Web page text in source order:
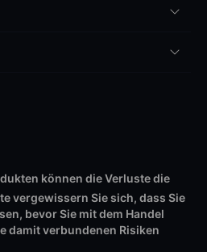
können die Verluste die
vergewissern Sie sich, dass Sie
bevor Sie mit dem Handel
damit verbundenen Risiken